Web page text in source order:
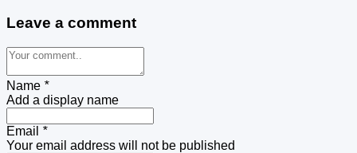
Leave a comment
Name *
Add a display name
Email *
Your email address will not be published